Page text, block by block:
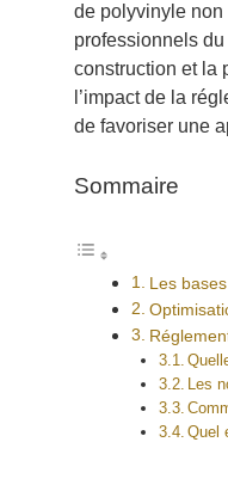
de polyvinyle non
professionnels
construction et la
l’impact de la
de favoriser une
Sommaire
Les
Les
Quel